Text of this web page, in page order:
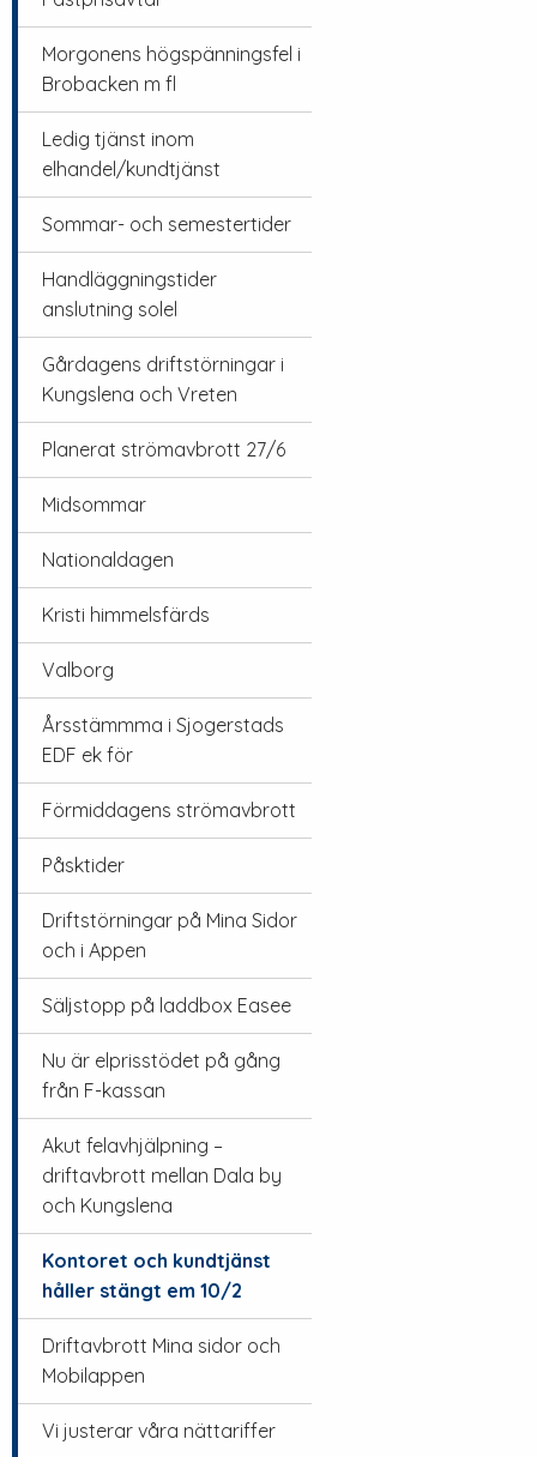
Morgonens högspänningsfel i
Brobacken m fl
Ledig tjänst inom
elhandel/kundtjänst
Sommar- och semestertider
Handläggningstider
anslutning solel
Gårdagens driftstörningar i
Kungslena och Vreten
Planerat strömavbrott 27/6
Midsommar
Nationaldagen
Kristi himmelsfärds
Valborg
Årsstämmma i Sjogerstads
EDF ek för
Förmiddagens strömavbrott
Påsktider
Driftstörningar på Mina Sidor
och i Appen
Säljstopp på laddbox Easee
Nu är elprisstödet på gång
från F-kassan
Akut felavhjälpning –
driftavbrott mellan Dala by
och Kungslena
Kontoret och kundtjänst
håller stängt em 10/2
Driftavbrott Mina sidor och
Mobilappen
Vi justerar våra nättariffer